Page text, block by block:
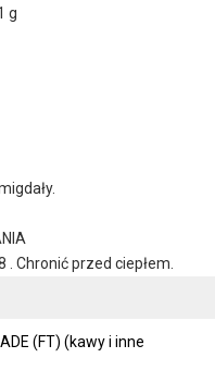
g
Chronić przed ciepłem.
(FT) (kawy i inne